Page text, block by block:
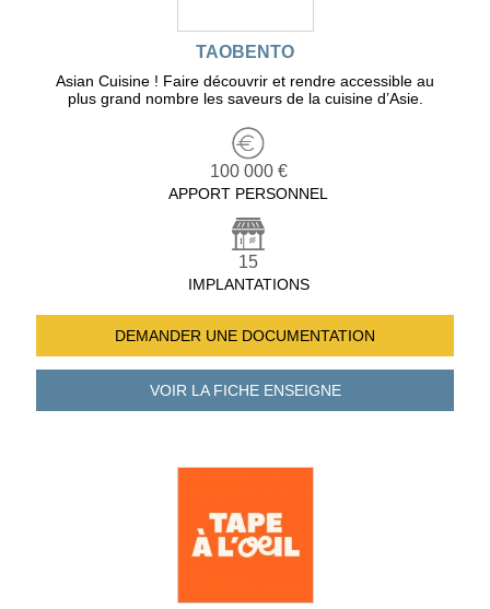
TAOBENTO
Asian Cuisine ! Faire découvrir et rendre accessible au
plus grand nombre les saveurs de la cuisine d’Asie.
100 000 €
APPORT PERSONNEL
15
IMPLANTATIONS
DEMANDER UNE DOCUMENTATION
VOIR LA FICHEENSEIGNE